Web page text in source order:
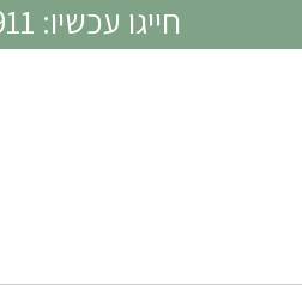
חייגו עכשיו: 03-6579911